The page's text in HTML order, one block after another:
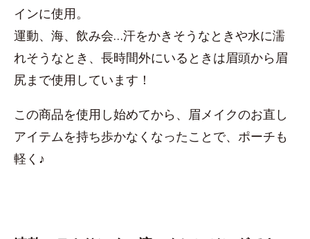
インに使用。
運動、海、飲み会…汗をかきそうなときや水に濡
れそうなとき、長時間外にいるときは眉頭から眉
尻まで使用しています！
この商品を使用し始めてから、眉メイクのお直し
アイテムを持ち歩かなくなったことで、ポーチも
軽く♪